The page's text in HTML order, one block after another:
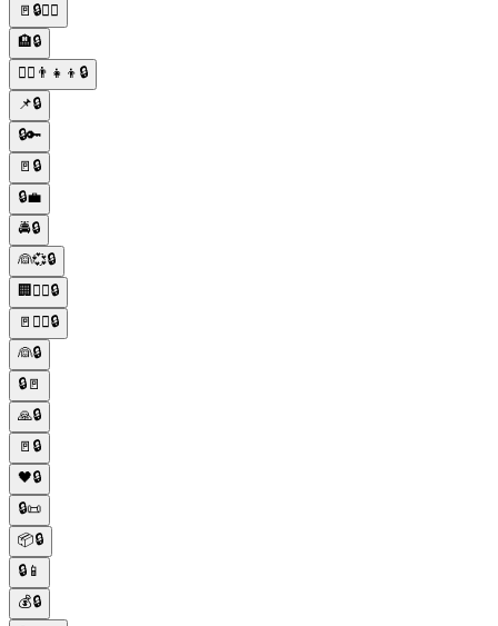
🚪🔒👮‍♂️
🏨🔒
🚶‍♂️👨‍👧‍👦🔒
📌🔒
🔒🔑
🚪🔒
🔒💼
🚔🔒
👰💞🔒
🏢👨‍✈️🔒
🚪👨‍✈️🔒
👰🔒
🔒🚪
🙏🔒
🚪🔒
🖤🔒
🔒📜
📦🔒
🔒📱
💰🔒